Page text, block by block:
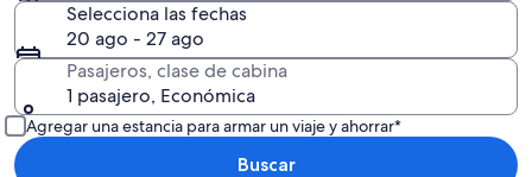
Selecciona las fechas
20 ago - 27 ago
Pasajeros, clase de cabina
1 pasajero, Económica
Agregar una estancia para armar un viaje y ahorrar*
Buscar